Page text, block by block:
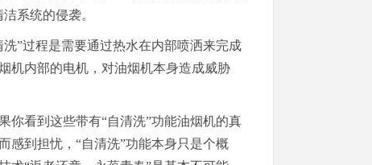
系统的侵袭。
”过程是需要通过热水在内部喷洒来完成
机内部的电机，对油烟机本身造成威胁
你看到这些带有“自清洗”功能油烟机的真
感到担忧，“自清洗”功能本身只是个概